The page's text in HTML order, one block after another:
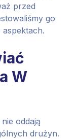
przed
go
aspektach.
W
oddają
drużyn.